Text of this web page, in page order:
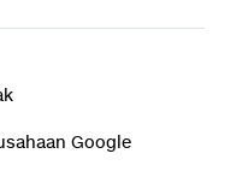
Google